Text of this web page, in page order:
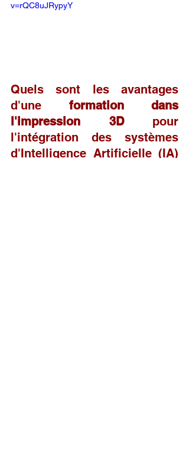
v=rQC8uJRypyY
Quels sont les avantages
d'une formation dans
l'impression 3D pour
l'intégration des systèmes
d'Intelligence Artificielle (IA)